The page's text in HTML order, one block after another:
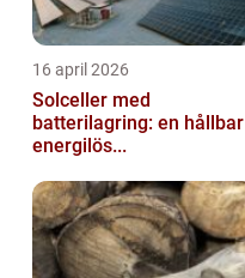
16 april 2026
Solceller med
batterilagring: en hållbar
energilös...